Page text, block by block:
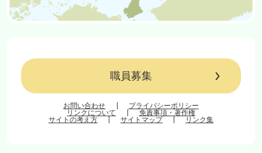
職員募集
お問い合わせ
プライバシーポリシー
リンクについて
免責事項・著作権
サイトの考え方
サイトマップ リンク集